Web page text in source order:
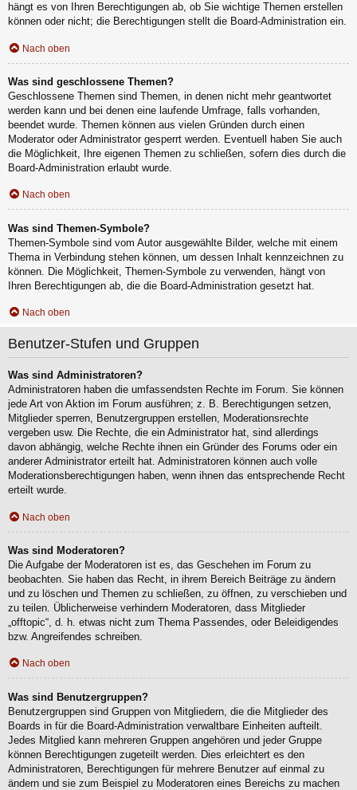
hängt es von Ihren Berechtigungen ab, ob Sie wichtige Themen erstellen
können oder nicht; die Berechtigungen stellt die Board-Administration ein.
Nach oben
Was sind geschlossene Themen?
Geschlossene Themen sind Themen, in denen nicht mehr geantwortet
werden kann und bei denen eine laufende Umfrage, falls vorhanden,
beendet wurde. Themen können aus vielen Gründen durch einen
Moderator oder Administrator gesperrt werden. Eventuell haben Sie auch
die Möglichkeit, Ihre eigenen Themen zu schließen, sofern dies durch die
Board-Administration erlaubt wurde.
Nach oben
Was sind Themen-Symbole?
Themen-Symbole sind vom Autor ausgewählte Bilder, welche mit einem
Thema in Verbindung stehen können, um dessen Inhalt kennzeichnen zu
können. Die Möglichkeit, Themen-Symbole zu verwenden, hängt von
Ihren Berechtigungen ab, die die Board-Administration gesetzt hat.
Nach oben
Benutzer-Stufen und Gruppen
Was sind Administratoren?
Administratoren haben die umfassendsten Rechte im Forum. Sie können
jede Art von Aktion im Forum ausführen; z. B. Berechtigungen setzen,
Mitglieder sperren, Benutzergruppen erstellen, Moderationsrechte
vergeben usw. Die Rechte, die ein Administrator hat, sind allerdings
davon abhängig, welche Rechte ihnen ein Gründer des Forums oder ein
anderer Administrator erteilt hat. Administratoren können auch volle
Moderationsberechtigungen haben, wenn ihnen das entsprechende Recht
erteilt wurde.
Nach oben
Was sind Moderatoren?
Die Aufgabe der Moderatoren ist es, das Geschehen im Forum zu
beobachten. Sie haben das Recht, in ihrem Bereich Beiträge zu ändern
und zu löschen und Themen zu schließen, zu öffnen, zu verschieben und
zu teilen. Üblicherweise verhindern Moderatoren, dass Mitglieder
„offtopic“, d. h. etwas nicht zum Thema Passendes, oder Beleidigendes
bzw. Angreifendes schreiben.
Nach oben
Was sind Benutzergruppen?
Benutzergruppen sind Gruppen von Mitgliedern, die die Mitglieder des
Boards in für die Board-Administration verwaltbare Einheiten aufteilt.
Jedes Mitglied kann mehreren Gruppen angehören und jeder Gruppe
können Berechtigungen zugeteilt werden. Dies erleichtert es den
Administratoren, Berechtigungen für mehrere Benutzer auf einmal zu
ändern und sie zum Beispiel zu Moderatoren eines Bereichs zu machen